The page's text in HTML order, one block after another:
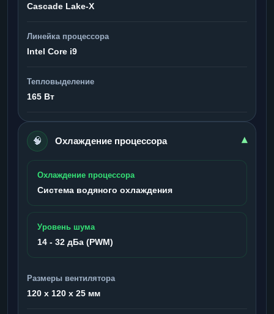
Cascade Lake-X
Линейка процессора
Intel Core i9
Тепловыделение
165 Вт
🧠 Охлаждение процессора ▾
Охлаждение процессора
Система водяного охлаждения
Уровень шума
14 - 32 дБа (PWM)
Размеры вентилятора
120 x 120 x 25 мм